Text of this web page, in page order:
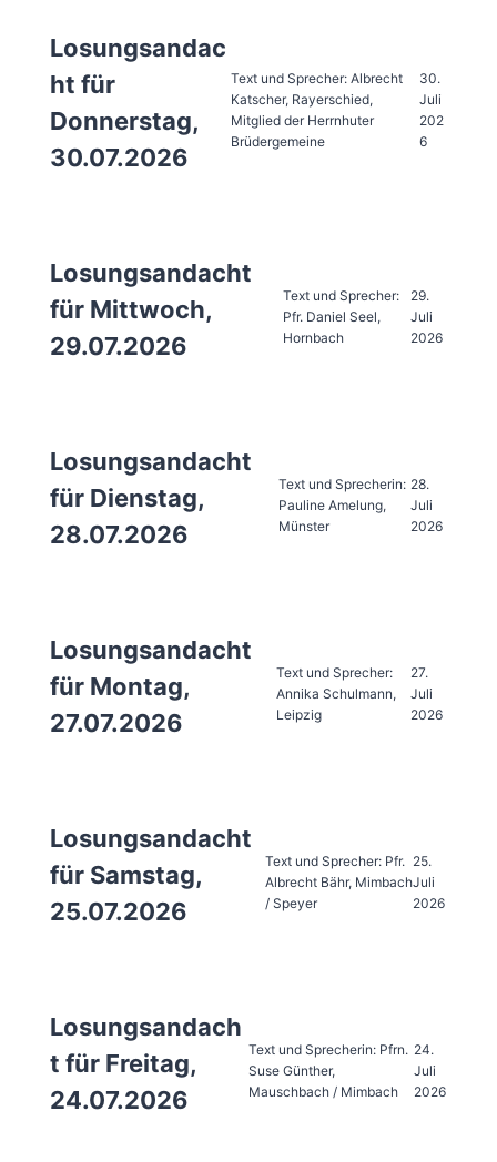
Losungsandac
ht für
Donnerstag,
30.07.2026
Text und Sprecher: Albrecht
Katscher, Rayerschied,
Mitglied der Herrnhuter
Brüdergemeine
30.
Juli
202
6
Losungsandacht
für Mittwoch,
29.07.2026
Text und Sprecher:
Pfr. Daniel Seel,
Hornbach
29.
Juli
2026
Losungsandacht
für Dienstag,
28.07.2026
Text und Sprecherin:
Pauline Amelung,
Münster
28.
Juli
2026
Losungsandacht
für Montag,
27.07.2026
Text und Sprecher:
Annika Schulmann,
Leipzig
27.
Juli
2026
Losungsandacht
für Samstag,
25.07.2026
Text und Sprecher: Pfr.
Albrecht Bähr, Mimbach
/ Speyer
25.
Juli
2026
Losungsandach
t für Freitag,
24.07.2026
Text und Sprecherin: Pfrn.
Suse Günther,
Mauschbach / Mimbach
24.
Juli
2026